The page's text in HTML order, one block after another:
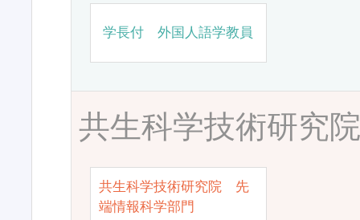
学長付 外国人語学教員
共生科学技術研究
共生科学技術研究院 先
端情報科学部門